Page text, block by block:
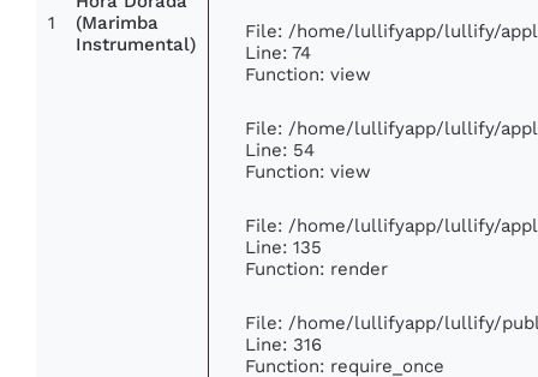
1
(Marimba
Instrumental)
File: /home/lullifyapp/lullify/
Line: 74
Function: view
File: /home/lullifyapp/lullify/
Line: 54
Function: view
File: /home/lullifyapp/lullify/
Line: 135
Function: render
File: /home/lullifyapp/lullify/
Line: 316
Function: require_once